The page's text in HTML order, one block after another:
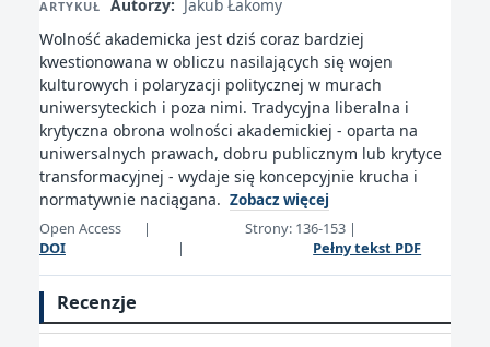
ARTYKUŁ Autorzy:
Jakub Łakomy
Wolność akademicka jest dziś coraz bardziej
kwestionowana w obliczu nasilających się wojen
kulturowych i polaryzacji politycznej w murach
uniwersyteckich i poza nimi. Tradycyjna liberalna i
krytyczna obrona wolności akademickiej - oparta na
uniwersalnych prawach, dobru publicznym lub krytyce
transformacyjnej - wydaje się koncepcyjnie krucha i
normatywnie naciągana. Zobacz więcej
Open Access
| Strony: 136-153 |
DOI
| Pełny tekst PDF
Recenzje